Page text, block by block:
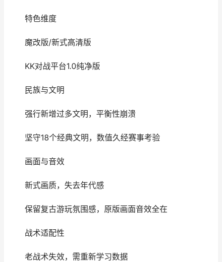
特色维度
魔改版/新式高清版
KK对战平台1.0纯净版
民族与文明
强行新增过多文明，平衡性崩溃
坚守18个经典文明，数值久经赛事考验
画面与音效
新式画质，失去年代感
保留复古游玩氛围感，原版画面音效全在
战术适配性
老战术失效，需重新学习数据